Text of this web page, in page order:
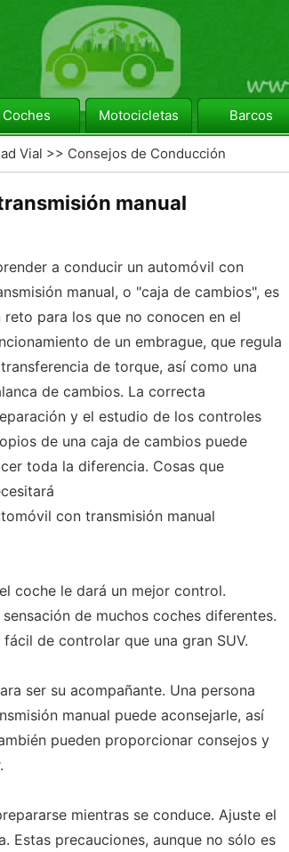
Coches Motocicletas Barcos
Vial >> Consejos de Conducción
manual
a conducir un automóvil con
manual, o "caja de cambios", es
reto para los que no conocen en el
de un embrague, que regula
de torque, así como una
de cambios. La correcta
y el estudio de los controles
de una caja de cambios puede
toda la diferencia. Cosas que
con transmisión manual
coche le dará un mejor control.
de muchos coches diferentes.
de controlar que una gran SUV.
ser su acompañante. Una persona
manual puede aconsejarle, así
pueden proporcionar consejos y
mientras se conduce. Ajuste el
Estas precauciones, aunque no sólo es